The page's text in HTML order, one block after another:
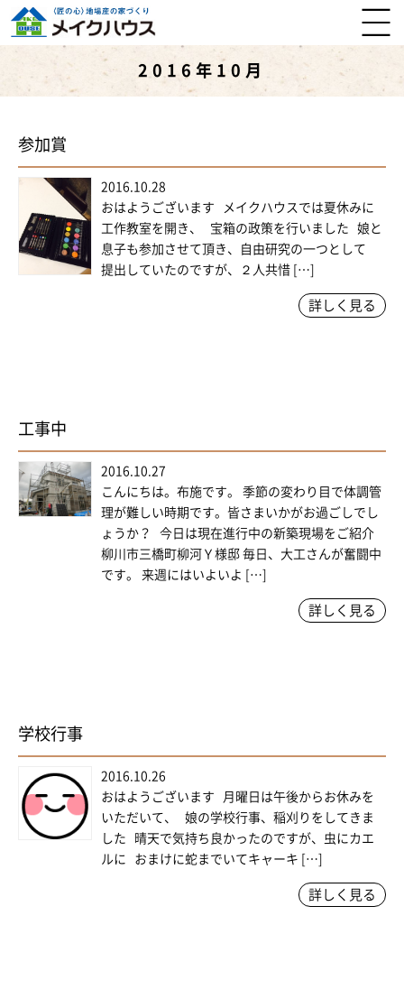
2016年10月
参加賞
2016.10.28
おはようございます メイクハウスでは夏休みに
工作教室を開き、 宝箱の政策を行いました 娘と
息子も参加させて頂き、自由研究の一つとして
提出していたのですが、２人共惜 […]
詳しく見る
工事中
2016.10.27
こんにちは。布施です。 季節の変わり目で体調管
理が難しい時期です。皆さまいかがお過ごしでし
ょうか？ 今日は現在進行中の新築現場をご紹介
柳川市三橋町柳河Ｙ様邸 毎日、大工さんが奮闘中
です。 来週にはいよいよ […]
詳しく見る
学校行事
2016.10.26
おはようございます 月曜日は午後からお休みを
いただいて、 娘の学校行事、稲刈りをしてきま
した 晴天で気持ち良かったのですが、虫にカエ
ルに おまけに蛇までいてキャーキ […]
詳しく見る